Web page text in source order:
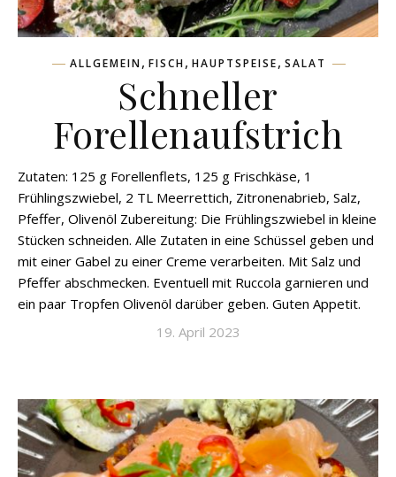
ALLGEMEIN, FISCH, HAUPTSPEISE, SALAT
Schneller
Forellenaufstrich
Zutaten: 125 g Forellenflets, 125 g Frischkäse, 1
Frühlingszwiebel, 2 TL Meerrettich, Zitronenabrieb, Salz,
Pfeffer, Olivenöl Zubereitung: Die Frühlingszwiebel in kleine
Stücken schneiden. Alle Zutaten in eine Schüssel geben und
mit einer Gabel zu einer Creme verarbeiten. Mit Salz und
Pfeffer abschmecken. Eventuell mit Ruccola garnieren und
ein paar Tropfen Olivenöl darüber geben. Guten Appetit.
19. April 2023